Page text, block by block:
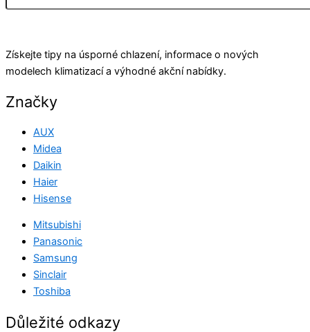
Získejte tipy na úsporné chlazení, informace o nových
modelech klimatizací a výhodné akční nabídky.
Značky
AUX
Midea
Daikin
Haier
Hisense
Mitsubishi
Panasonic
Samsung
Sinclair
Toshiba
Důležité odkazy